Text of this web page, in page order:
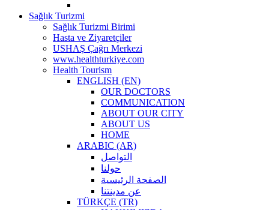
Sağlık Turizmi
Sağlık Turizmi Birimi
Hasta ve Ziyaretçiler
USHAŞ Çağrı Merkezi
www.healthturkiye.com
Health Tourism
ENGLISH (EN)
OUR DOCTORS
COMMUNICATION
ABOUT OUR CITY
ABOUT US
HOME
ARABIC (AR)
التواصل
حولنا
الصفحة الرئيسية
عن مدينتنا
TÜRKÇE (TR)